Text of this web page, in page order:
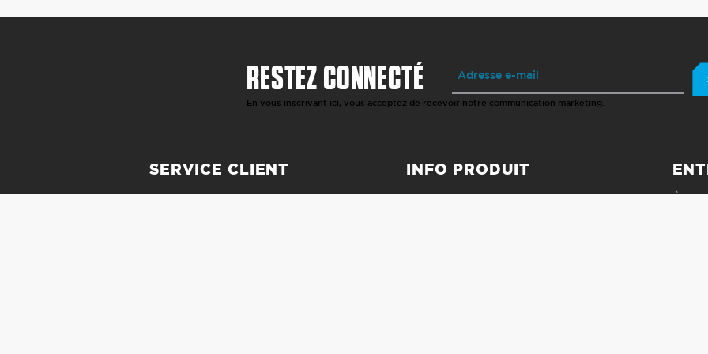
RESTEZ CONNECTÉ
En vous inscrivant ici, vous acceptez de recevoir notre communication marketing.
SERVICE CLIENT
CONTACT
INFO PRODUIT
GARANTIE
À